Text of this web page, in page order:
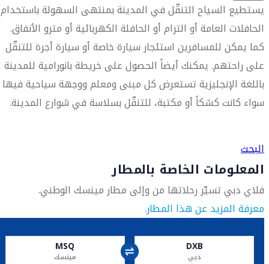
يستطيع السياح التنقّل في المدينة بمنتهى السهولة باستخدام
الحافلات العامة أو الترام أو الحافلة الكهربائية أو مترو الأنفاق.
كما يمكن للمسافرين استئجار سيارة خاصة أو سيارة أجرة للتنقّل
على راحتهم. يمكنك أيضاً الحصول على خريطة بانورامية للمدينة
باللغة الإنجليزية تستعرض كل مبنى ومعلم ووجهة سياحية فيها
سواء كانت كشكاً أو مكتبة، للتنقّل بسلاسة في شوارع المدينة.
البحث
المعلومات الخاصة بالمطار
فلاي دبي تسيّر رحلاتها من وإلى مطار مينسك الوطني.
معرفة المزيد عن هذا المطار.
DXB
دبي
MSQ
مينسك